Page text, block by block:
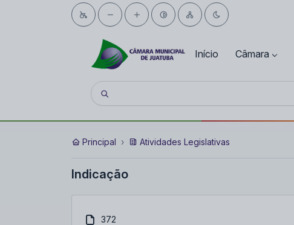
Início Câmara
Principal Atividades Legislativas
Indicação
372